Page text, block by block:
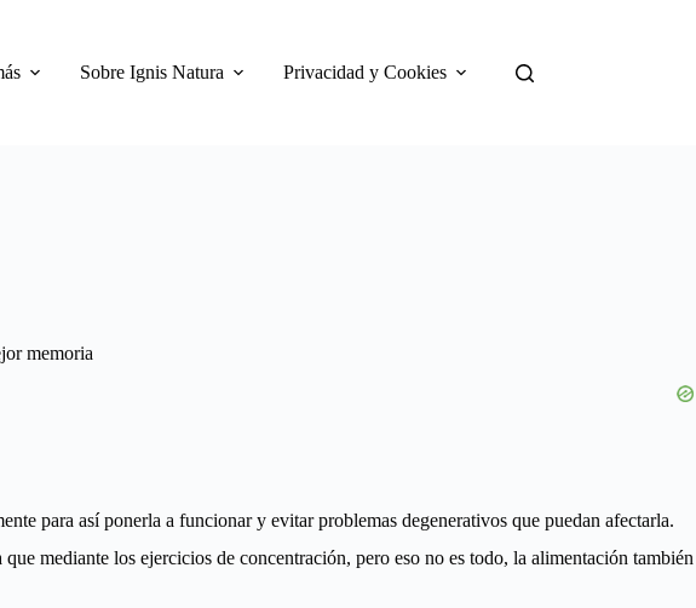
Sobre Ignis Natura Privacidad y Cookies
memoria
para así ponerla a funcionar y evitar problemas degenerativos que puedan afectarla.
mediante los ejercicios de concentración, pero eso no es todo, la alimentación también